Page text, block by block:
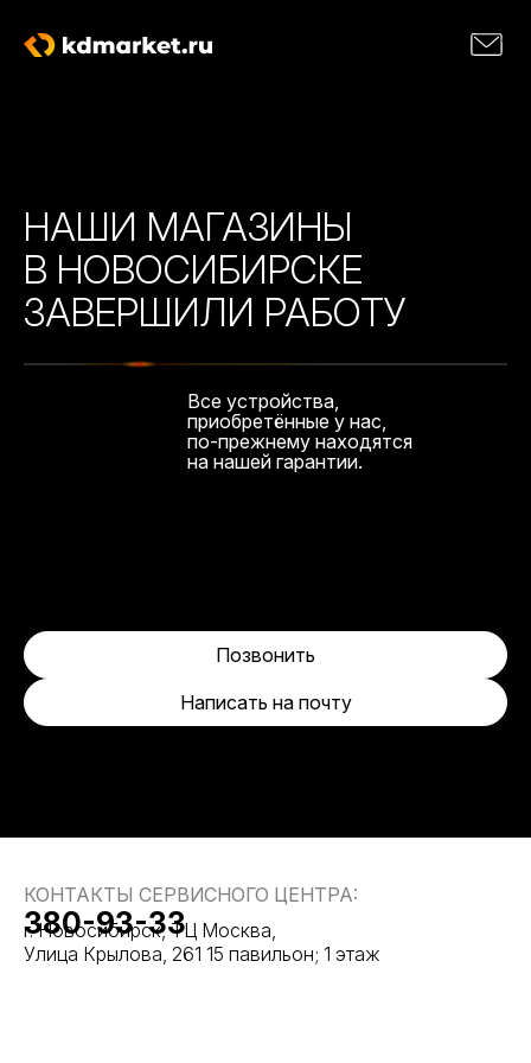
НАШИ МАГАЗИНЫ
В НОВОСИБИРСКЕ
ЗАВЕРШИЛИ РАБОТУ
Все устройства,
приобретённые у нас,
по-прежнему находятся
на нашей гарантии.
Написать на почту
Позвонить
КОНТАКТЫ СЕРВИСНОГО ЦЕНТРА:
г. Новосибирск, ТЦ Москва,
Улица Крылова, 261 15 павильон; 1 этаж
380-93-33